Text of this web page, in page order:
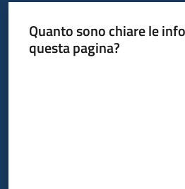
Quanto sono chiare le
questa pagina?